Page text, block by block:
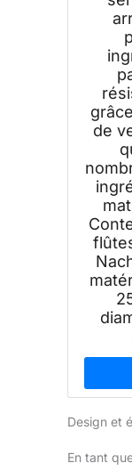
de
Design et
En tant